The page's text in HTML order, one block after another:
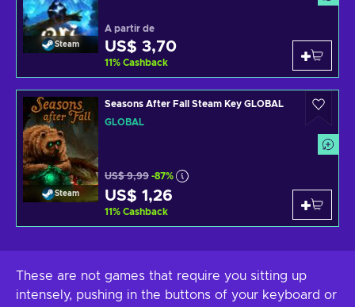
Steam
A partir de
US$ 3,70
11% Cashback
Steam
Seasons After Fall Steam Key GLOBAL
GLOBAL
US$ 9,99 -87%
US$ 1,26
11% Cashback
These are not games that require you sitting up
intensely, pushing in the buttons of your keyboard or